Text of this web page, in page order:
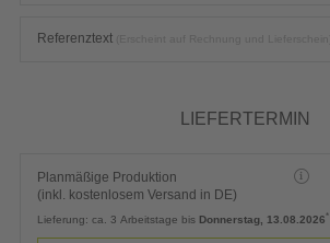
Referenztext
LIEFERTERMIN
Planmäßige Produktion
(inkl. kostenlosem Versand in DE)
Lieferung: ca. 3 Arbeitstage bis Donnerstag, 13.08.2026*